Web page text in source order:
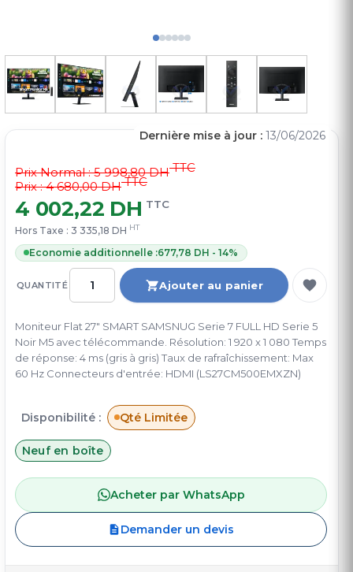
QUANTITÉ Ajouter au panier
Prix Normal :5 998,80 DHTTC
Prix : 4 680,00 DHTTC
4 002,22 DH TTC
Hors Taxe : 3 335,18 DH HT
Economie additionnelle :677,78 DH - 14%
Moniteur Flat 27" SMART SAMSNUG Serie 7 FULL HD Serie 5
Noir M5 avec télécommande. Résolution: 1 920 x 1 080 Temps
de réponse: 4 ms (gris à gris) Taux de rafraîchissement: Max
60 Hz Connecteurs d'entrée: HDMI (LS27CM500EMXZN)
Disponibilité : Qté Limitée
Dernière mise à jour : 13/06/2026
Neuf en boîte
Acheter par WhatsApp
Demander un devis